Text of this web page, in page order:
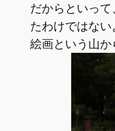
だからといっ
たわけではない
絵画という山か